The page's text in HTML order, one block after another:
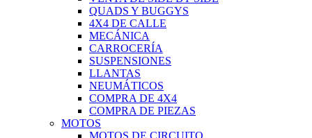
QUADS Y BUGGYS
4X4 DE CALLE
MECÁNICA
CARROCERÍA
SUSPENSIONES
LLANTAS
NEUMÁTICOS
COMPRA DE 4X4
COMPRA DE PIEZAS
MOTOS
MOTOS DE CIRCUITO